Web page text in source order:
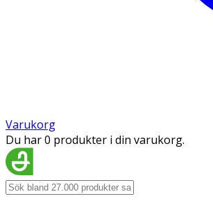
Varukorg
Du har 0 produkter i din varukorg.